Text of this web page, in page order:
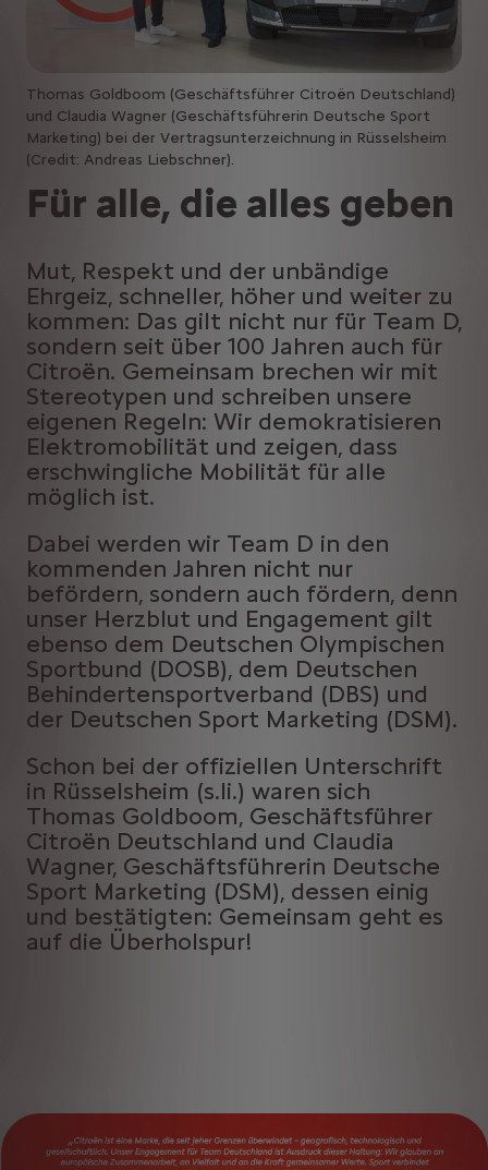
Thomas Goldboom (Geschäftsführer Citroën Deutschland)
und Claudia Wagner (Geschäftsführerin Deutsche Sport
Marketing) bei der Vertragsunterzeichnung in Rüsselsheim
(Credit: Andreas Liebschner).
Für alle, die alles geben
Mut, Respekt und der unbändige
Ehrgeiz, schneller, höher und weiter zu
kommen: Das gilt nicht nur für Team D,
sondern seit über 100 Jahren auch für
Citroën. Gemeinsam brechen wir mit
Stereotypen und schreiben unsere
eigenen Regeln: Wir demokratisieren
Elektromobilität und zeigen, dass
erschwingliche Mobilität für alle
möglich ist.
Dabei werden wir Team D in den
kommenden Jahren nicht nur
befördern, sondern auch fördern, denn
unser Herzblut und Engagement gilt
ebenso dem Deutschen Olympischen
Sportbund (DOSB), dem Deutschen
Behindertensportverband (DBS) und
der Deutschen Sport Marketing (DSM).
Schon bei der offiziellen Unterschrift
in Rüsselsheim (s.li.) waren sich
Thomas Goldboom, Geschäftsführer
Citroën Deutschland und Claudia
Wagner, Geschäftsführerin Deutsche
Sport Marketing (DSM), dessen einig
und bestätigten: Gemeinsam geht es
auf die Überholspur!